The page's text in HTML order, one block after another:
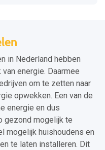
in Nederland hebben
energie. Daarmee
om te zetten naar
opwekken. Een van de
energie en dus
gezond mogelijk te
mogelijk huishoudens en
te laten installeren. Dit